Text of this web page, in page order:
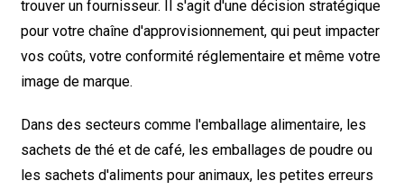
trouver un fournisseur. Il s'agit d'une décision stratégique
pour votre chaîne d'approvisionnement, qui peut impacter
vos coûts, votre conformité réglementaire et même votre
image de marque.
Dans des secteurs comme l'emballage alimentaire, les
sachets de thé et de café, les emballages de poudre ou
les sachets d'aliments pour animaux, les petites erreurs